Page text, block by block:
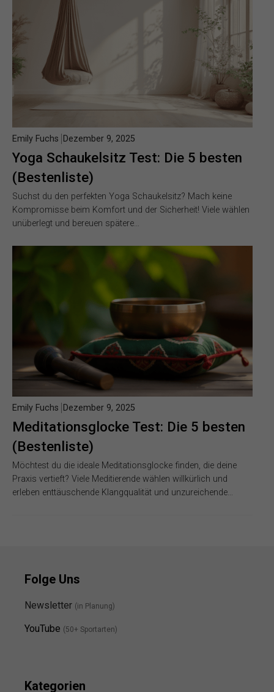
Yoga Schaukelsitz Test: Die 5 besten
(Bestenliste)
Emily Fuchs Dezember 9, 2025
Suchst du den perfekten Yoga Schaukelsitz? Mach keine
Kompromisse beim Komfort und der Sicherheit! Viele wählen
unüberlegt und bereuen spätere…
Meditationsglocke Test: Die 5 besten
(Bestenliste)
Emily Fuchs Dezember 9, 2025
Möchtest du die ideale Meditationsglocke finden, die deine
Praxis vertieft? Viele Meditierende wählen willkürlich und
erleben enttäuschende Klangqualität und unzureichende…
Folge Uns
Newsletter (in Planung)
YouTube (50+ Sportarten)
Kategorien